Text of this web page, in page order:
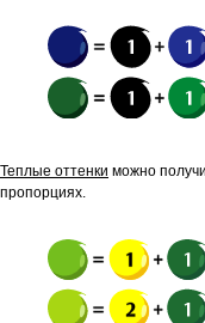
Теплые оттенки можно
пропорциях.